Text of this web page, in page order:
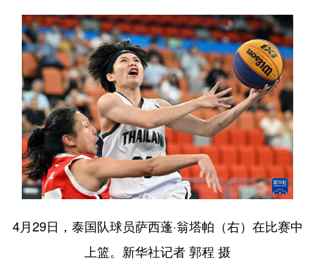
4月29日，泰国队球员萨西蓬·翁塔帕（右）在比赛中
上篮。新华社记者 郭程 摄